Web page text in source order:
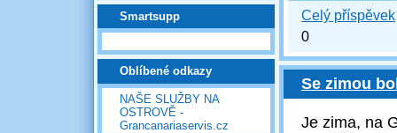
Smartsupp
Oblíbené odkazy
NAŠE SLUŽBY NA
OSTROVĚ -
Grancanariaservis.cz
Celý příspěvek
0
Se zimou
Je zima, na